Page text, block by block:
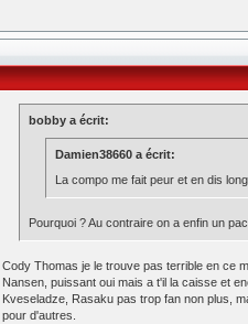
bobby a écrit:
Damien38660 a écrit:
La compo me fait peur et en dis
Pourquoi ? Au contraire on a enfin un
Cody Thomas je le trouve pas terrible en ce
Nansen, puissant oui mais a t'il la caisse et
Kveseladze, Rasaku pas trop fan non plus,
pour d'autres.